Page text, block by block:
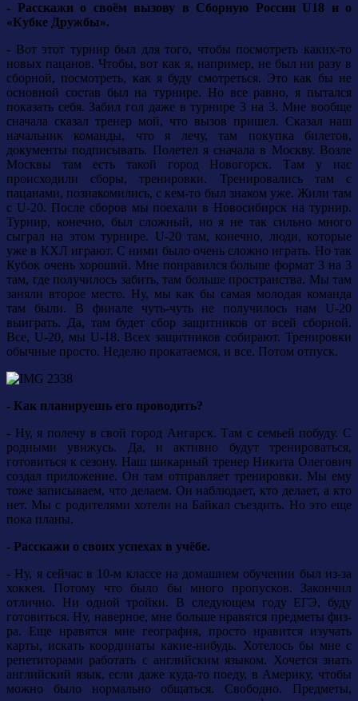
- Расскажи о своём вызову в Сборную России U18 и о
«Кубке Дружбы».
- Вот этот турнир был для того, чтобы посмотреть каких-то
новых пацанов. Чтобы, вот как я, например, не был ни разу в
сборной, посмотреть, как я буду смотреться. Это как бы не
основной состав был на турнире. Но все равно, я пытался
показать себя. Забил гол даже в турнире 3 на 3. Мне вообще
сначала сказал тренер мой, что вызов пришел. Сказал наш
начальник команды, что я лечу, там покупка билетов,
документы подписывать. Полетел я сначала в Москву. Возле
Москвы там есть такой город Новогорск. Там у нас
происходили сборы, тренировки. Тренировались там с
пацанами, познакомились, с кем-то был знаком уже. Жили там
с U-20. После сборов мы поехали в Новосибирск на турнир.
Турнир, конечно, был сложный, но я не так сильно много
сыграл на этом турнире. U-20 там, конечно, люди, которые
уже в КХЛ играют. С ними было очень сложно играть. Но так
Кубок очень хороший. Мне понравился больше формат 3 на 3
там, где получилось забить, там больше пространства. Мы там
заняли второе место. Ну, мы как бы самая молодая команда
там были. В финале чуть-чуть не получилось нам U-20
выиграть. Да, там будет сбор защитников от всей сборной.
Все, U-20, мы U-18. Всех защитников собирают. Тренировки
обычные просто. Неделю прокатаемся, и все. Потом отпуск.
- Как планируешь его проводить?
- Ну, я полечу в свой город Ангарск. Там с семьей побуду. С
родными увижусь. Да, и активно будут тренироваться,
готовиться к сезону. Наш шикарный тренер Никита Олегович
создал приложение. Он там отправляет тренировки. Мы ему
тоже записываем, что делаем. Он наблюдает, кто делает, а кто
нет. Мы с родителями хотели на Байкал съездить. Но это еще
пока планы.
- Расскажи о своих успехах в учёбе.
- Ну, я сейчас в 10-м классе на домашнем обучении был из-за
хоккея. Потому что было бы много пропусков. Закончил
отлично. Ни одной тройки. В следующем году ЕГЭ, буду
готовиться. Ну, наверное, мне больше нравятся предметы физ-
ра. Еще нравятся мне география, просто нравится изучать
карты, искать координаты какие-нибудь. Хотелось бы мне с
репетиторами работать с английским языком. Хочется знать
английский язык, если даже куда-то поеду, в Америку, чтобы
можно было нормально общаться. Свободно. Предметы,